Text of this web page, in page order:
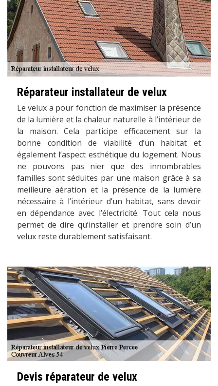
Réparateur installateur de velux
Le velux a pour fonction de maximiser la présence
de la lumière et la chaleur naturelle à l’intérieur de
la maison. Cela participe efficacement sur la
bonne condition de viabilité d’un habitat et
également l’aspect esthétique du logement. Nous
ne pouvons pas nier que des innombrables
familles sont séduites par une maison grâce à sa
meilleure aération et la présence de la lumière
nécessaire à l’intérieur d’un habitat, sans devoir
en dépendance avec l’électricité. Tout cela nous
permet de dire qu’installer et prendre soin d’un
velux reste durablement satisfaisant.
Devis réparateur de velux